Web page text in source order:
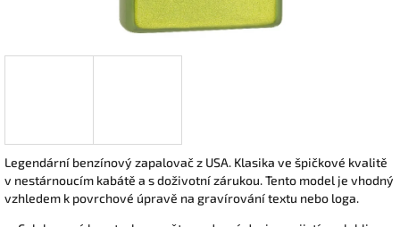
Legendární benzínový zapalovač z USA. Klasika ve špičkové kvalitě
v nestárnoucím kabátě a s doživotní zárukou. Tento model je vhodný
vzhledem k povrchové úpravě na gravírování textu nebo loga.